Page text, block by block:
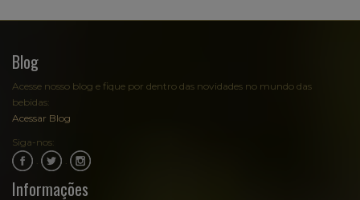
Blog
Acesse nosso blog e fique por dentro das novidades no mundo das
bebidas:
Acessar Blog
Siga-nos:
Informações